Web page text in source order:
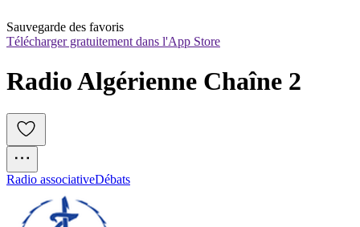
Sauvegarde des favoris
Télécharger gratuitement dans l'App Store
Radio Algérienne Chaîne 2
Radio associativeDébats